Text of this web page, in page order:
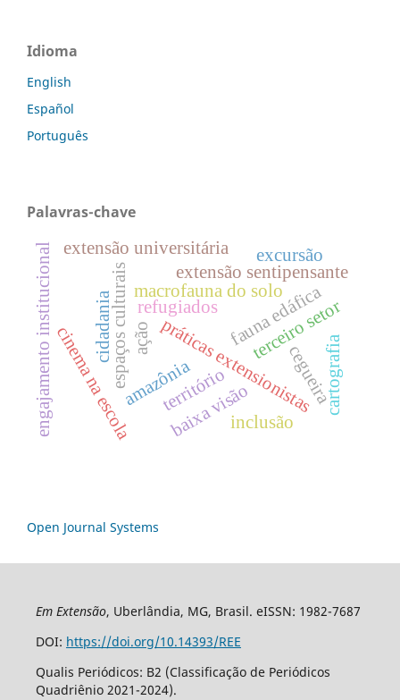
Idioma
English
Español
Português
Palavras-chave
espaços culturais práticas extensionistas
amazônia
macrofauna do solo
fauna edáfica
cinema na escola
extensão universitária
terceiro setor
engajamento institucional extensão sentipensante
território
refugiados
cegueira
baixa visão
ação
cidadania
inclusão
cartografia
excursão
Open Journal Systems
Em Extensão, Uberlândia, MG, Brasil. eISSN: 1982-7687
DOI: https://doi.org/10.14393/REE
Qualis Periódicos: B2 (Classificação de Periódicos
Quadriênio 2021-2024).